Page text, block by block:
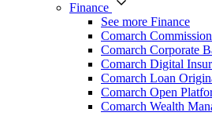
Finance
See more Finance
Comarch
Comarch Corporate
Comarch Digital
Comarch Loan
Comarch Open
Comarch Wealth